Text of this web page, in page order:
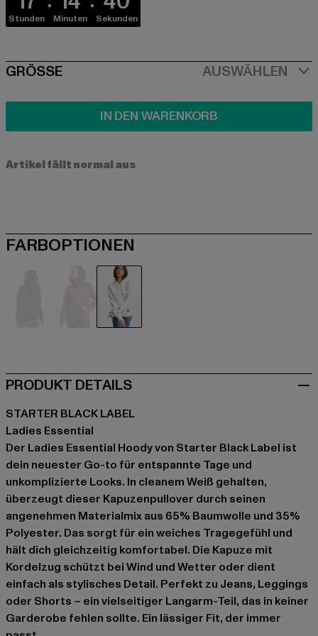
Stunden Minuten Sekunden
SIZE
GRÖSSE AUSWÄHLEN
IN DEN WARENKORB
Artikel fällt normal aus
FARBOPTIONEN
PRODUKT DETAILS
STARTER BLACK LABEL
Ladies Essential
Der Ladies Essential Hoody von Starter Black Label ist
dein neuester Go-to für entspannte Tage und
unkomplizierte Looks. In cleanem Weiß gehalten,
überzeugt dieser Kapuzenpullover durch seinen
angenehmen Materialmix aus 65% Baumwolle und 35%
Polyester. Das sorgt für ein weiches Tragegefühl und
hält dich gleichzeitig komfortabel. Die Kapuze mit
Kordelzug schützt bei Wind und Wetter oder dient
einfach als stylisches Detail. Perfekt zu Jeans, Leggings
oder Shorts – ein vielseitiger Langarm-Teil, das in keiner
Garderobe fehlen sollte. Ein lässiger Fit, der immer